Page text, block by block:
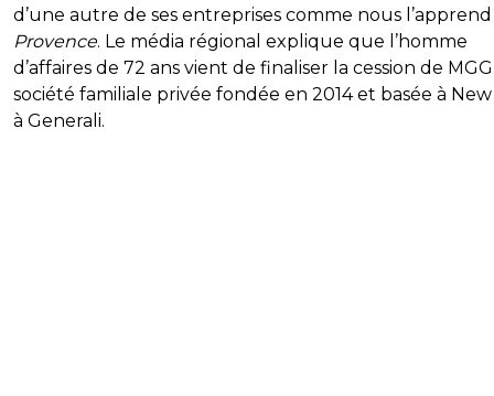
d’une autre de ses entreprises comme nous
Provence. Le média régional explique que l’homme
d’affaires de 72 ans vient de finaliser la cession de
société familiale privée fondée en 2014 et basée à New
à Generali.